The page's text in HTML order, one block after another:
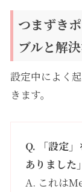
つまずき
ブルと解
設定中によく
きます。
Q. 「設定
ありました
A. これは